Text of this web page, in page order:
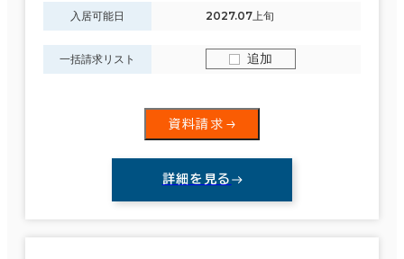
入居可能日 2027.07上旬
一括請求リスト 追加
資料請求
詳細を見る